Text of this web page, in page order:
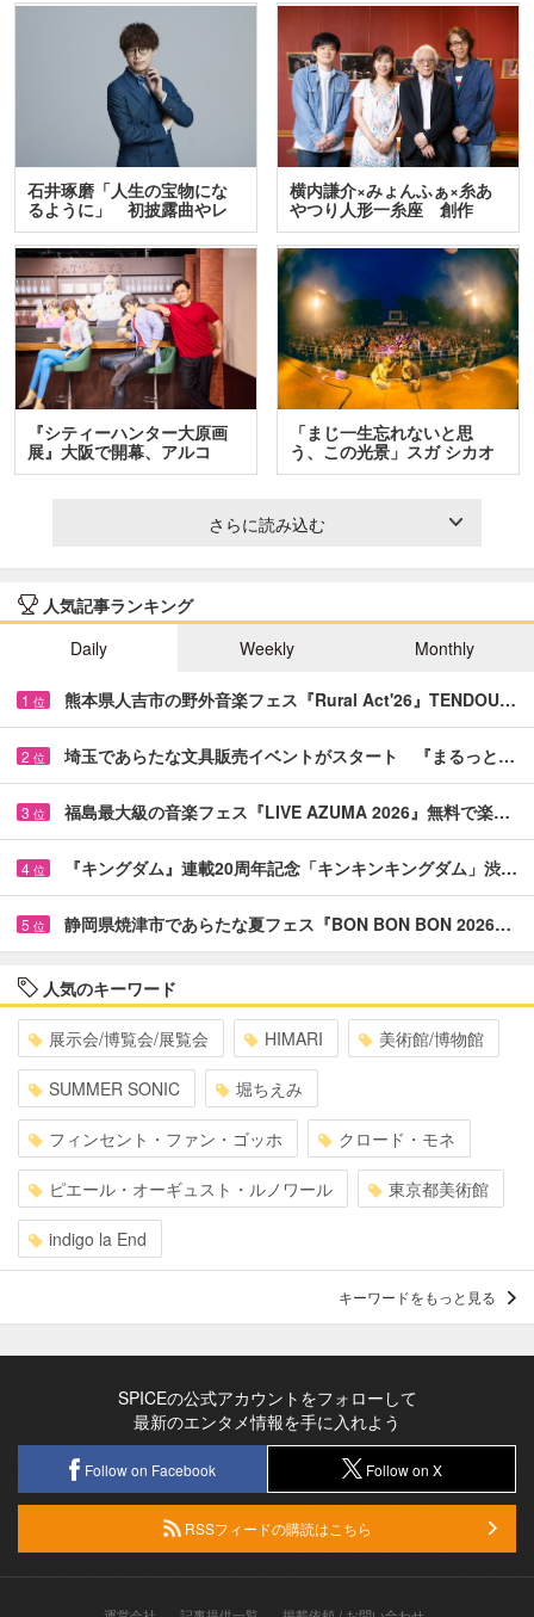
石井琢磨「人生の宝物にな
るように」 初披露曲やレ
ア…
横内謙介×みょんふぁ×糸あ
やつり人形一糸座 創作
人…
『シティーハンター大原画
展』大阪で開幕、アルコ
＆…
「まじ一生忘れないと思
う、この光景」スガ シカオ
と…
さらに読み込む
人気記事ランキング
Daily
Weekly Monthly
1 位 熊本県人吉市の野外音楽フェス『Rural Act'26』TENDOU…
2 位 埼玉であらたな文具販売イベントがスタート 『まるっと…
3 位 福島最大級の音楽フェス『LIVE AZUMA 2026』無料で楽…
4 位 『キングダム』連載20周年記念「キンキンキングダム」渋…
5 位 静岡県焼津市であらたな夏フェス『BON BON BON 2026…
人気のキーワード
展示会/博覧会/展覧会 HIMARI 美術館/博物館
SUMMER SONIC 堀ちえみ
フィンセント・ファン・ゴッホ クロード・モネ
ピエール・オーギュスト・ルノワール 東京都美術館
indigo la End
キーワードをもっと見る
SPICEの公式アカウントをフォローして
最新のエンタメ情報を手に入れよう
Follow on Facebook Follow on X
RSSフィードの購読はこちら